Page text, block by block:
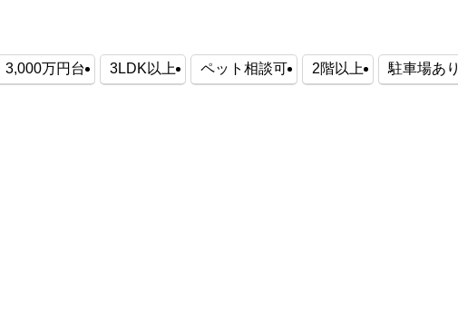
3,000万円台 3LDK以上 ペット相談可 2階以上 駐車場あり